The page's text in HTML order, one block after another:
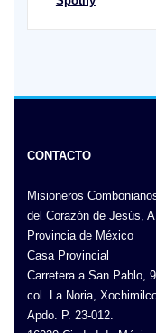
CONTACTO
Misioneros
del Corazón de Jesús,
Provincia de México
Casa Provincial
Carretera a San Pablo,
col. La Noria,
Apdo. P. 23-012.